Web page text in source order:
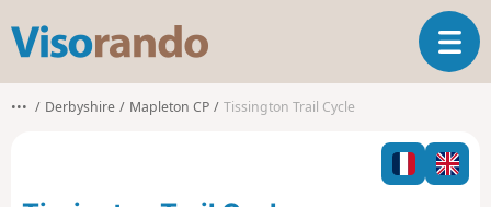
s
o
T
o
l
e
n
••• Derbyshire Mapleton CP Tissington Trail Cycle